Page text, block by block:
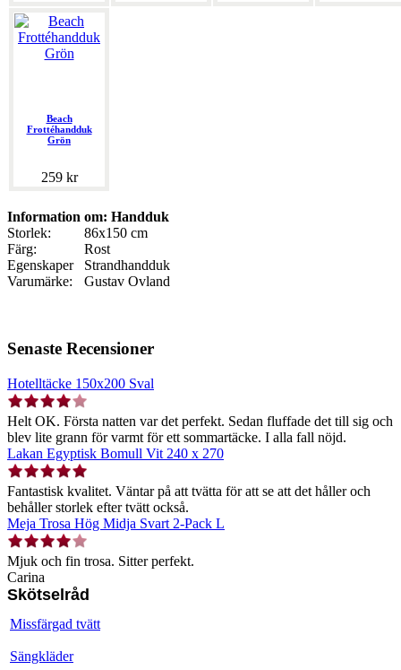
Beach
Frottéhandduk
Grön
259 kr
Information om: Handduk
Storlek:
86x150 cm
Färg:
Rost
Egenskaper
Strandhandduk
Varumärke:
Gustav Ovland
Senaste Recensioner
Hotelltäcke 150x200 Sval
Helt OK. Första natten var det perfekt. Sedan fluffade det till sig och
blev lite grann för varmt för ett sommartäcke. I alla fall nöjd.
Lakan Egyptisk Bomull Vit 240 x 270
Fantastisk kvalitet. Väntar på att tvätta för att se att det håller och
behåller storlek efter tvätt också.
Meja Trosa Hög Midja Svart 2-Pack L
Mjuk och fin trosa. Sitter perfekt.
Carina
Skötselråd
Missfärgad tvätt
Sängkläder